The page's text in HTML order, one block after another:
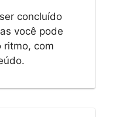
concluído
você pode
ritmo, com